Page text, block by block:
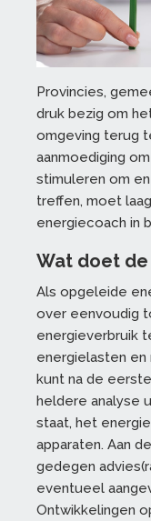
Provincies,
druk bezig om
omgeving terug
aanmoediging
stimuleren om
treffen, moet
energiecoach in
Wat doet
Als opgeleide
over eenvoudig
energieverbruik
energielasten
kunt na de
heldere analyse
staat, het
apparaten. Aan
gedegen
eventueel
Ontwikkelingen